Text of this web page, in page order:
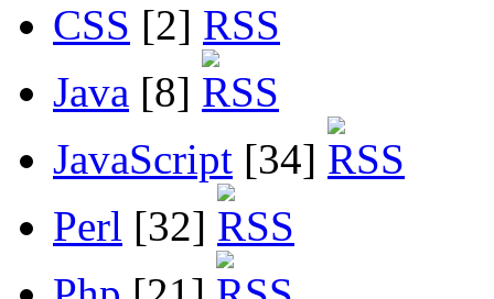
CSS [2]
Java [8]
JavaScript [34]
Perl [32]